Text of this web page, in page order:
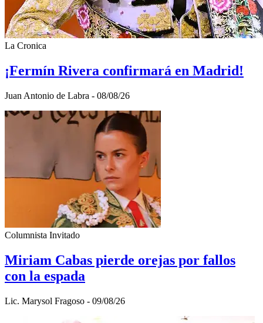
La Cronica
¡Fermín Rivera confirmará en Madrid!
Juan Antonio de Labra - 08/08/26
Columnista Invitado
Miriam Cabas pierde orejas por fallos
con la espada
Lic. Marysol Fragoso - 09/08/26